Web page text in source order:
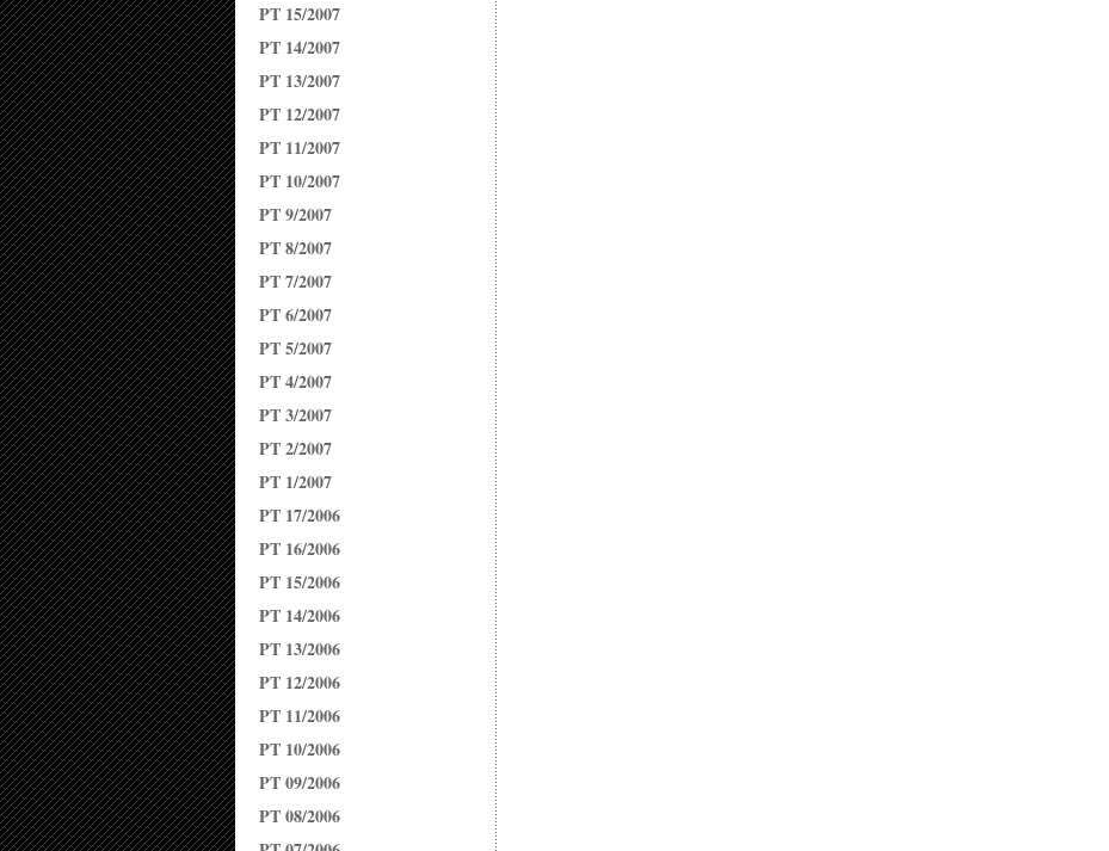
PT 15/2007
PT 14/2007
PT 13/2007
PT 12/2007
PT 11/2007
PT 10/2007
PT 9/2007
PT 8/2007
PT 7/2007
PT 6/2007
PT 5/2007
PT 4/2007
PT 3/2007
PT 2/2007
PT 1/2007
PT 17/2006
PT 16/2006
PT 15/2006
PT 14/2006
PT 13/2006
PT 12/2006
PT 11/2006
PT 10/2006
PT 09/2006
PT 08/2006